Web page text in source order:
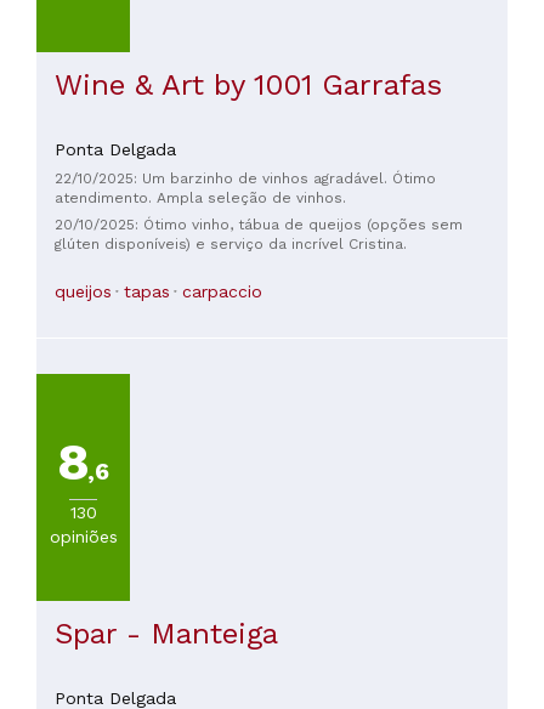
Wine & Art by 1001 Garrafas
Ponta Delgada
22/10/2025: Um barzinho de vinhos agradável. Ótimo
atendimento. Ampla seleção de vinhos.
20/10/2025: Ótimo vinho, tábua de queijos (opções sem
glúten disponíveis) e serviço da incrível Cristina.
queijos tapas carpaccio
8,6
130
opiniões
Spar - Manteiga
Ponta Delgada